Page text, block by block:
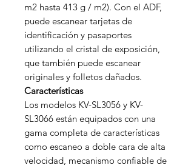
m2 hasta 413 g / m2). Con el ADF,
puede escanear tarjetas de
identificación y pasaportes
utilizando el cristal de exposición,
que también puede escanear
originales y folletos dañados.
Características
Los modelos KV-SL3056 y KV-
SL3066 están equipados con una
gama completa de características
como escaneo a doble cara de alta
velocidad, mecanismo confiable de